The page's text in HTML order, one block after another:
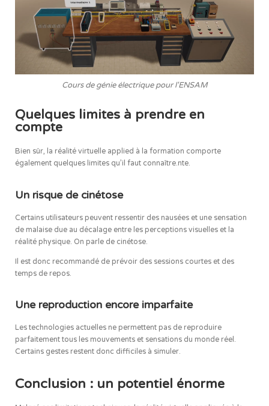
Cours de génie électrique pour l'ENSAM
Quelques limites à prendre en
compte
Bien sûr, la réalité virtuelle applied à la formation comporte
également quelques limites qu’il faut connaître.nte.
Un risque de cinétose
Certains utilisateurs peuvent ressentir des nausées et une sensation
de malaise due au décalage entre les perceptions visuelles et la
réalité physique. On parle de cinétose.
Il est donc recommandé de prévoir des sessions courtes et des
temps de repos.
Une reproduction encore imparfaite
Les technologies actuelles ne permettent pas de reproduire
parfaitement tous les mouvements et sensations du monde réel.
Certains gestes restent donc difficiles à simuler.
Conclusion : un potentiel énorme